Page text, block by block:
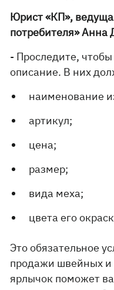
Юрист «КП»,
потребителя»
- Проследите,
описание. В них
наименование
артикул;
цена;
размер;
вида меха;
цвета его
Это обязательное
продажи швейных и
ярлычок поможет